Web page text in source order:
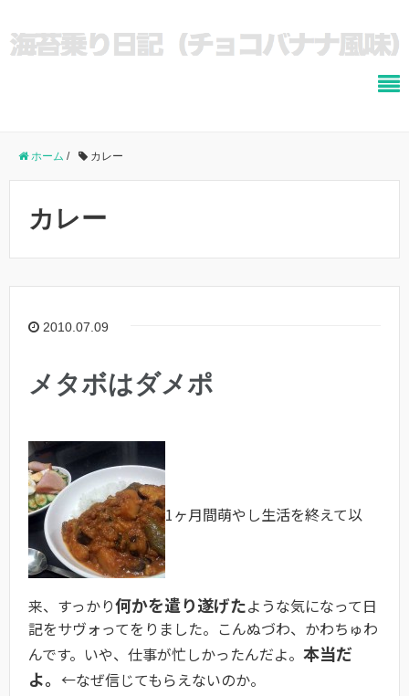
ホーム / カレー
カレー
2010.07.09
メタボはダメポ
1ヶ月間萌やし生活を終えて以
来、すっかり何かを遣り遂げたような気になって日
記をサヴォってをりました。こんぬづわ、かわちゅわ
んです。いや、仕事が忙しかったんだよ。 本当だ
よ。 ←なぜ信じてもらえないのか。